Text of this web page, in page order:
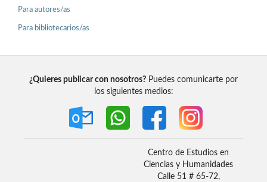
Para autores/as
Para bibliotecarios/as
¿Quieres publicar con nosotros? Puedes comunicarte por
los siguientes medios:
Centro de Estudios en
Ciencias y Humanidades
Calle 51 # 65-72,